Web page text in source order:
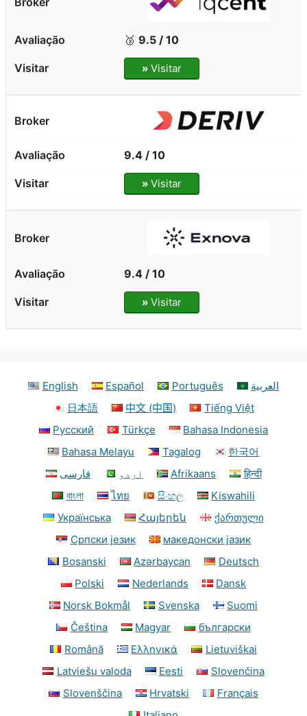
🥉 9.5 / 10
»Visitar
9.4 / 10
»Visitar
9.4 / 10
»Visitar
English Español Português
العربية
日本語
中文 (中国)
Tiếng Việt
Русский
Türkçe
Bahasa Indonesia
Bahasa Melayu
Tagalog
한국어
فارسی
اردو Afrikaans
हिन्दी
বাংলা
ไทย සිංහල
Kiswahili
Українська
Հայերեն
ქართული
Српски језик
македонски јазик
Bosanski
Azərbaycan
Deutsch
Polski
Nederlands
Dansk
Norsk Bokmål
Svenska
Suomi
Čeština
Magyar
български
Română
Ελληνικά
Lietuviškai
Latviešu valoda
Eesti
Slovenčina
Slovenščina
Hrvatski
Français